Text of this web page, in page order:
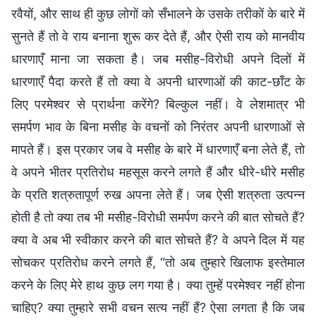
रवैयों, और साथ ही कुछ लोगों को सँभालने के उसके तरीकों के बारे में
सुनते हैं तो वे राय बनाना शुरू कर देते हैं, और ऐसी राय को मानवीय
धारणाएँ माना जा सकता है। जब मसीह-विरोधी अपने दिलों में
धारणाएँ पैदा करते हैं तो क्या वे अपनी धारणाओं की काट-छाँट के
लिए परमेश्वर से प्रार्थना करेंगे? बिल्कुल नहीं। वे लेशमात्र भी
समर्पण भाव के बिना मसीह के वचनों को निरंतर अपनी धारणाओं से
मापते हैं। इस प्रकार जब वे मसीह के बारे में धारणाएँ बना लेते हैं, तो
वे अपने भीतर प्रतिरोध महसूस करने लगते हैं और धीरे-धीरे मसीह
के प्रति शत्रुतापूर्ण रुख अपना लेते हैं। जब ऐसी शत्रुता उत्पन्न
होती है तो क्या तब भी मसीह-विरोधी समर्पण करने की बात सोचते हैं?
क्या वे अब भी स्वीकार करने की बात सोचते हैं? वे अपने दिल में यह
सोचकर प्रतिरोध करने लगते हैं, “तो अब तुम्हारे खिलाफ इस्तेमाल
करने के लिए मेरे हाथ कुछ लग गया है। क्या तुम्हें परमेश्वर नहीं होना
चाहिए? क्या तुम्हारे सभी वचन सत्य नहीं हैं? ऐसा लगता है कि जब